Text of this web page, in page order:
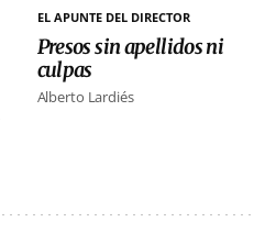
EL APUNTE DEL DIRECTOR
Presos sin apellidos ni
culpas
Alberto Lardiés